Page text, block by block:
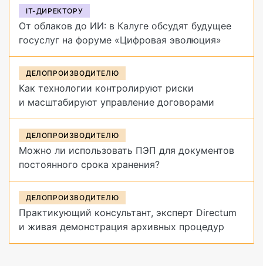
IT-ДИРЕКТОРУ
От облаков до ИИ: в Калуге обсудят будущее
госуслуг на форуме «Цифровая эволюция»
ДЕЛОПРОИЗВОДИТЕЛЮ
Как технологии контролируют риски
и масштабируют управление договорами
ДЕЛОПРОИЗВОДИТЕЛЮ
Можно ли использовать ПЭП для документов
постоянного срока хранения?
ДЕЛОПРОИЗВОДИТЕЛЮ
Практикующий консультант, эксперт Directum
и живая демонстрация архивных процедур